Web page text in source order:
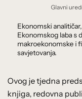
Glavni
Ekonomski
Ekonomskog laba s
makroekonomske i
savjetovanja.
Ovog je tjedna
knjiga, redovna